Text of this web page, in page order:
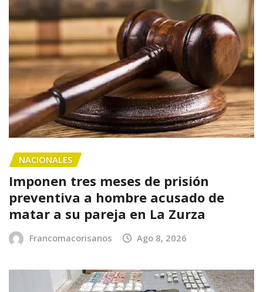
NACIONALES
Imponen tres meses de prisión
preventiva a hombre acusado de
matar a su pareja en La Zurza
Francomacorisanos Ago 8, 2026